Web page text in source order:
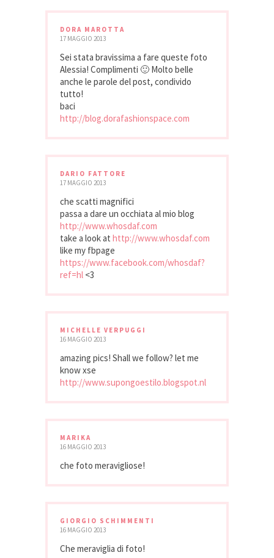
DORA MAROTTA
17 MAGGIO 2013
Sei stata bravissima a fare queste foto
Alessia! Complimenti 🙂 Molto belle
anche le parole del post, condivido
tutto!
baci
http://blog.dorafashionspace.com
DARIO FATTORE
17 MAGGIO 2013
che scatti magnifici
passa a dare un occhiata al mio blog
http://www.whosdaf.com
take a look at http://www.whosdaf.com
like my fbpage
https://www.facebook.com/whosdaf?
ref=hl <3
MICHELLE VERPUGGI
16 MAGGIO 2013
amazing pics! Shall we follow? let me
know xse
http://www.supongoestilo.blogspot.nl
MARIKA
16 MAGGIO 2013
che foto meravigliose!
GIORGIO SCHIMMENTI
16 MAGGIO 2013
Che meraviglia di foto!